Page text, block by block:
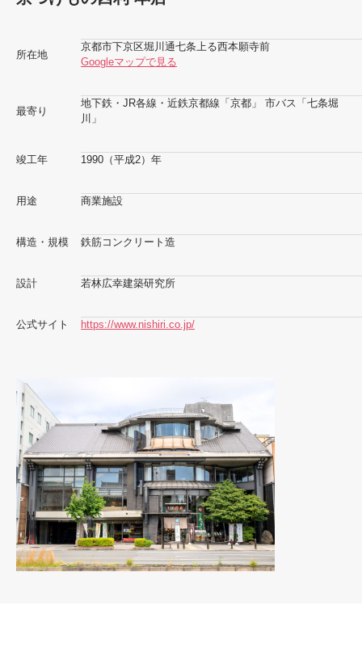
所在地
京都市下京区堀川通七条上る西本願寺前
Googleマップで見る
最寄り
地下鉄・JR各線・近鉄京都線「京都」 市バス「七条堀
川」
竣工年 1990（平成2）年
用途 商業施設
構造・規模 鉄筋コンクリート造
設計 若林広幸建築研究所
公式サイト https://www.nishiri.co.jp/